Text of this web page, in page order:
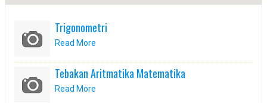
Trigonometri
Read More
Tebakan Aritmatika Matematika
Read More